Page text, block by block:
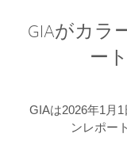
GIAがカラ
ー
GIAは2026年1月
ンレポー